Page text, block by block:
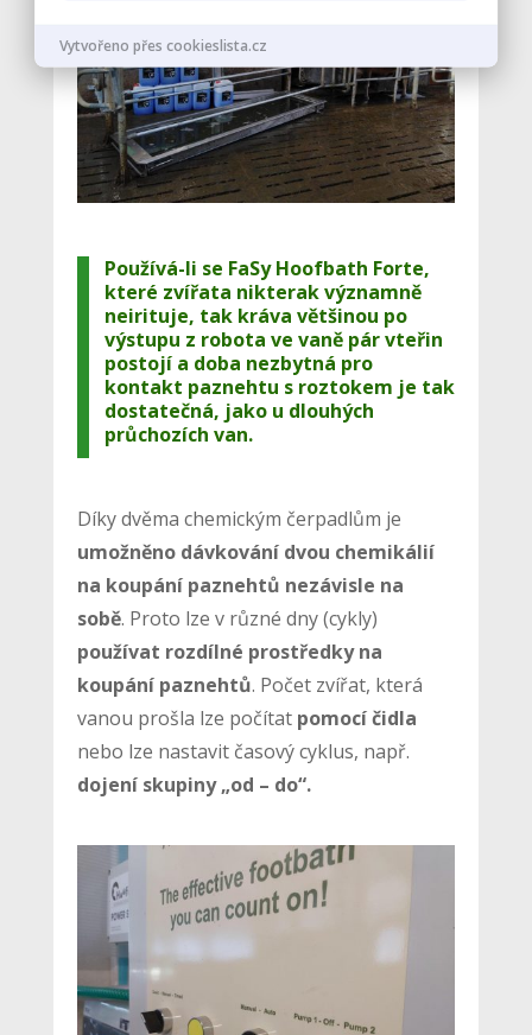
Používá-li se FaSy Hoofbath Forte,
které zvířata nikterak významně
neirituje, tak kráva většinou po
výstupu z robota ve vaně pár vteřin
postojí a doba nezbytná pro
kontakt paznehtu s roztokem je tak
dostatečná, jako u dlouhých
průchozích van.
Díky dvěma chemickým čerpadlům je
umožněno dávkování dvou chemikálií
na koupání paznehtů nezávisle na
sobě. Proto lze v různé dny (cykly)
používat rozdílné prostředky na
koupání paznehtů. Počet zvířat, která
vanou prošla lze počítat pomocí čidla
nebo lze nastavit časový cyklus, např.
dojení skupiny „od – do“.
Vytvořeno přes cookieslista.cz